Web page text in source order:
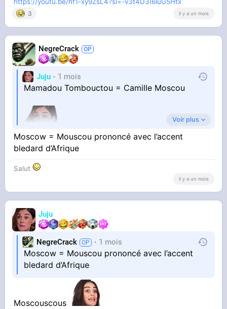
https://youtu.be/hf1-xy9ZsL4?si=-v3t4D3I6luG5Htx
3 il y a un mois
NegreCrack
Juju 1 mois
Mamadou Tombouctou = Camille Moscou
Voir plus
Moscow = Mouscou prononcé avec l’accent
bledard d’Afrique
Salut
il y a un mois
Juju
NegreCrack 1 mois
Moscow = Mouscou prononcé avec l’accent
bledard d’Afrique
Moscouscous